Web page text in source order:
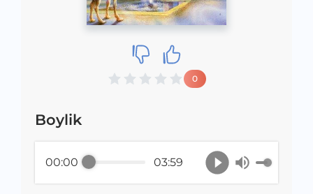
0
Boylik
00:00 03:59